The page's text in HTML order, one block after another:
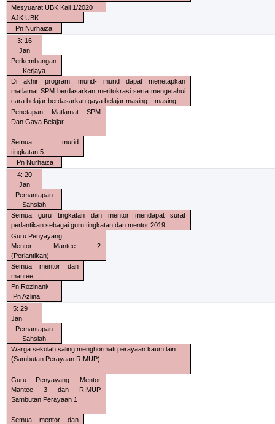
Mesyuarat UBK Kali 1/2020
AJK UBK
Pn Nurhaiza
3: 16
Jan
Perkembangan
Kerjaya
Di akhir program, murid- murid dapat menetapkan
matlamat SPM berdasarkan meritokrasi serta mengetahui
cara belajar berdasarkan gaya belajar masing – masing
Penetapan Matlamat SPM
Dan Gaya Belajar
Semua murid
tingkatan 5
Pn Nurhaiza
4: 20
Jan
Pemantapan
Sahsiah
Semua guru tingkatan dan mentor mendapat surat
perlantikan sebagai guru tingkatan dan mentor 2019
Guru Penyayang:
Mentor Mantee 2
(Perlantikan)
Semua mentor dan
mantee
Pn Rozinani/
Pn Azlina
5: 29
Jan
Pemantapan
Sahsiah
Warga sekolah saling menghormati perayaan kaum lain
(Sambutan Perayaan RIMUP)
Guru Penyayang: Mentor
Mantee 3 dan RIMUP
Sambutan Perayaan 1
Semua mentor dan